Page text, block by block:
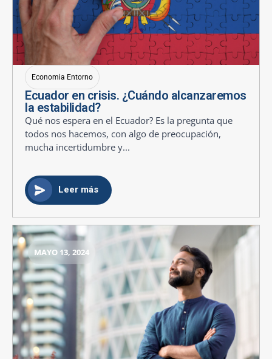
Economia Entorno
Ecuador en crisis. ¿Cuándo alcanzaremos
la estabilidad?
Qué nos espera en el Ecuador? Es la pregunta que
todos nos hacemos, con algo de preocupación,
mucha incertidumbre y...
Leer más
MAYO 13, 2024